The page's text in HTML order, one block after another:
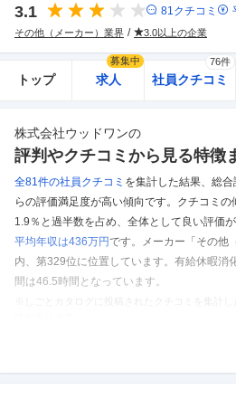
3.1 81 クチコミ
その他（メーカー）業界 3.0以上の企業
トップ 求人
募集中
社員クチコミ
76件
株式会社ウッドワンの
評判やクチコミから見る特徴
全81件の社員クチコミ を集計した結果、 総合
らの評価満足度が高い傾向です。 クチコミの
1.9％と過半数を占め、全体として良い評価が
平均年収は436万円です。
メーカー「その他
内、第329位に位置しています。 有給休暇消
間は46.5時間となっています。